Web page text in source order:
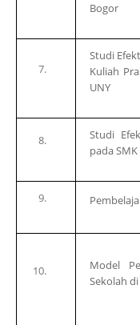
Bogor
Studi
Kuliah
UNY
Studi
pada SMK
Model
Sekolah